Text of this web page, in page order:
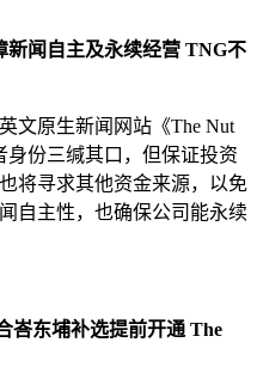
新闻自主及永续经营 TNG不
文原生新闻网站《The Nut
身份三缄其口，但保证投资
将寻求其他资金来源，以免
自主性，也确保公司能永续
峇东埔补选提前开通 The